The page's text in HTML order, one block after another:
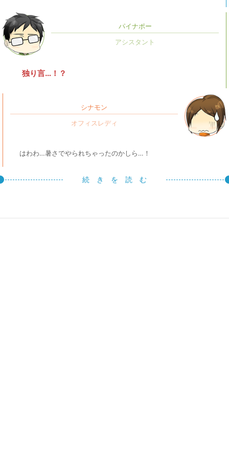
パイナポー
独り言…！？
シナモン
はわわ…暑さでやられちゃったのかしら…！
続 き を 読 む